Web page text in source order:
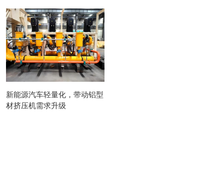
新能源汽车轻量化，带动铝型
材挤压机需求升级